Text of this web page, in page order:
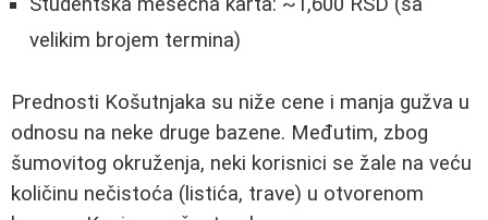
velikim brojem termina)
Prednosti Košutnjaka su niže cene i manja gužva u
odnosu na neke druge bazene. Međutim, zbog
šumovitog okruženja, neki korisnici se žale na veću
količinu nečistoća (listića, trave) u otvorenom